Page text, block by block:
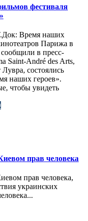
фестиваля
Время наших
Парижа в
сообщили в пресс-
Saint-André des Arts,
Лувра, состоялись
наших героев».
чтобы увидеть
прав человека
прав человека,
украинских